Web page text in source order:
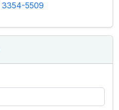
3354-5509